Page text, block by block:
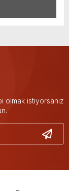
olmak istiyorsanız